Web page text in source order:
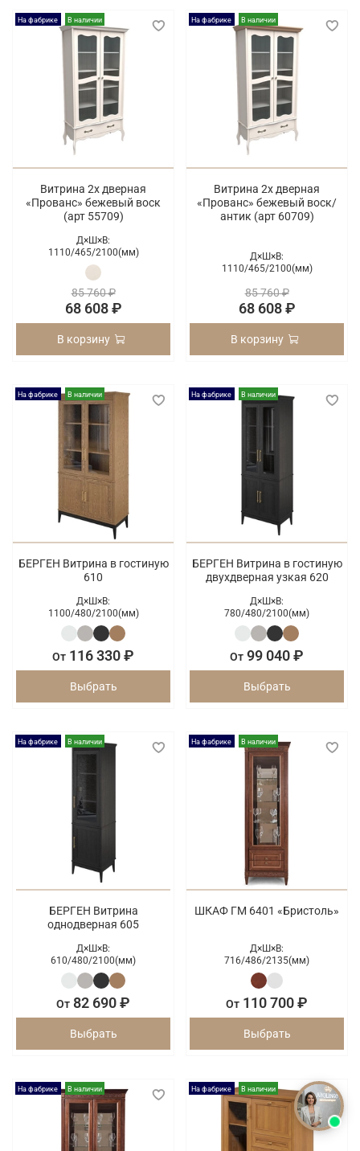
На фабрике В наличии
Витрина 2х дверная
«Прованс» бежевый воск
(арт 55709)
Д×Ш×В:
1110/465/2100(мм)
85 760 ₽
68 608 ₽
В корзину
На фабрике В наличии
Витрина 2х дверная
«Прованс» бежевый воск/
антик (арт 60709)
Д×Ш×В:
1110/465/2100(мм)
85 760 ₽
68 608 ₽
В корзину
На фабрике В наличии
БЕРГЕН Витрина в гостиную
610
Д×Ш×В:
1100/480/2100(мм)
От 116 330 ₽
Выбрать
На фабрике В наличии
БЕРГЕН Витрина в гостиную
двухдверная узкая 620
Д×Ш×В:
780/480/2100(мм)
От 99 040 ₽
Выбрать
На фабрике В наличии
БЕРГЕН Витрина
однодверная 605
Д×Ш×В:
610/480/2100(мм)
От 82 690 ₽
Выбрать
На фабрике В наличии
ШКАФ ГМ 6401 «Бристоль»
Д×Ш×В:
716/486/2135(мм)
От 110 700 ₽
Выбрать
На фабрике В наличии На фабрике В наличии